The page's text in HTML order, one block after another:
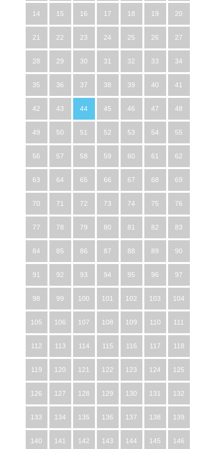
14 15 16 17 18 19 20
21 22 23 24 25 26 27
28 29 30 31 32 33 34
35 36 37 38 39 40 41
42 43 44 45 46 47 48
49 50 51 52 53 54 55
56 57 58 59 60 61 62
63 64 65 66 67 68 69
70 71 72 73 74 75 76
77 78 79 80 81 82 83
84 85 86 87 88 89 90
91 92 93 94 95 96 97
98 99 100 101 102 103 104
105 106 107 108 109 110 111
112 113 114 115 116 117 118
119 120 121 122 123 124 125
126 127 128 129 130 131 132
133 134 135 136 137 138 139
140 141 142 143 144 145 146